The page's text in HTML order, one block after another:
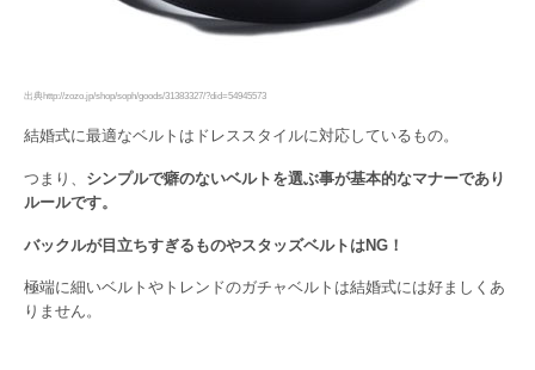
出典http://zozo.jp/shop/soph/goods/31383327/?did=54945573
結婚式に最適なベルトはドレススタイルに対応しているもの。
つまり、 シンプルで癖のないベルトを選ぶ事が基本的なマナーであり
ルールです。
バックルが目立ちすぎるものやスタッズベルトはNG！
極端に細いベルトやトレンドのガチャベルトは結婚式には好ましくあ
りません。